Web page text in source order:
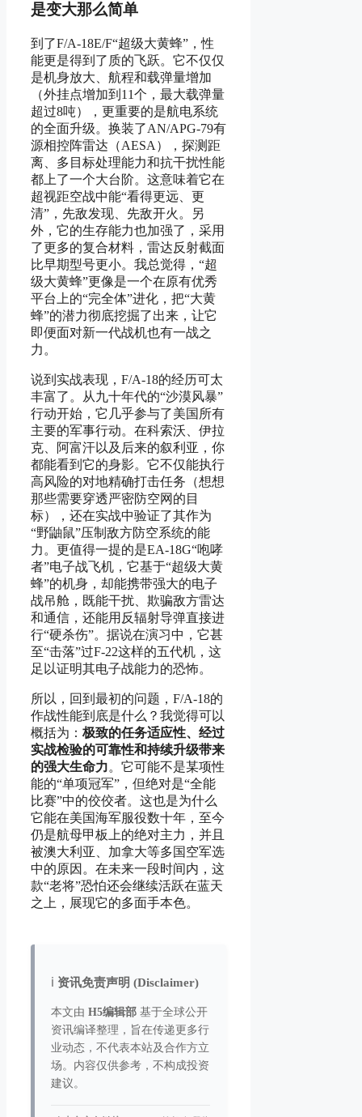
是变大那么简单
到了F/A-18E/F“超级大黄蜂”，性
能更是得到了质的飞跃。它不仅仅
是机身放大、航程和载弹量增加
（外挂点增加到11个，最大载弹量
超过8吨），更重要的是航电系统
的全面升级。换装了AN/APG-79有
源相控阵雷达（AESA），探测距
离、多目标处理能力和抗干扰性能
都上了一个大台阶。这意味着它在
超视距空战中能“看得更远、更
清”，先敌发现、先敌开火。另
外，它的生存能力也加强了，采用
了更多的复合材料，雷达反射截面
比早期型号更小。我总觉得，“超
级大黄蜂”更像是一个在原有优秀
平台上的“完全体”进化，把“大黄
蜂”的潜力彻底挖掘了出来，让它
即便面对新一代战机也有一战之
力。
说到实战表现，F/A-18的经历可太
丰富了。从九十年代的“沙漠风暴”
行动开始，它几乎参与了美国所有
主要的军事行动。在科索沃、伊拉
克、阿富汗以及后来的叙利亚，你
都能看到它的身影。它不仅能执行
高风险的对地精确打击任务（想想
那些需要穿透严密防空网的目
标），还在实战中验证了其作为
“野鼬鼠”压制敌方防空系统的能
力。更值得一提的是EA-18G“咆哮
者”电子战飞机，它基于“超级大黄
蜂”的机身，却能携带强大的电子
战吊舱，既能干扰、欺骗敌方雷达
和通信，还能用反辐射导弹直接进
行“硬杀伤”。据说在演习中，它甚
至“击落”过F-22这样的五代机，这
足以证明其电子战能力的恐怖。
所以，回到最初的问题，F/A-18的
作战性能到底是什么？我觉得可以
概括为： 极致的任务适应性、经过
实战检验的可靠性和持续升级带来
的强大生命力。它可能不是某项性
能的“单项冠军”，但绝对是“全能
比赛”中的佼佼者。这也是为什么
它能在美国海军服役数十年，至今
仍是航母甲板上的绝对主力，并且
被澳大利亚、加拿大等多国空军选
中的原因。在未来一段时间内，这
款“老将”恐怕还会继续活跃在蓝天
之上，展现它的多面手本色。
ℹ️ 资讯免责声明 (Disclaimer)
本文由 H5编辑部 基于全球公开
资讯编译整理，旨在传递更多行
业动态，不代表本站及合作方立
场。内容仅供参考，不构成投资
建议。